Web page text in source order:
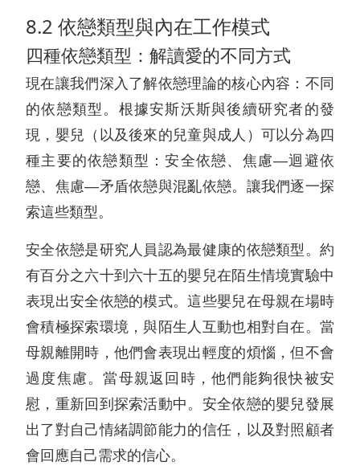
8.2 依戀類型與內在工作模式
四種依戀類型：解讀愛的不同方式
現在讓我們深入了解依戀理論的核心內容：不同
的依戀類型。根據安斯沃斯與後續研究者的發
現，嬰兒（以及後來的兒童與成人）可以分為四
種主要的依戀類型：安全依戀、焦慮—迴避依
戀、焦慮—矛盾依戀與混亂依戀。讓我們逐一探
索這些類型。
安全依戀是研究人員認為最健康的依戀類型。約
有百分之六十到六十五的嬰兒在陌生情境實驗中
表現出安全依戀的模式。這些嬰兒在母親在場時
會積極探索環境，與陌生人互動也相對自在。當
母親離開時，他們會表現出輕度的煩惱，但不會
過度焦慮。當母親返回時，他們能夠很快被安
慰，重新回到探索活動中。安全依戀的嬰兒發展
出了對自己情緒調節能力的信任，以及對照顧者
會回應自己需求的信心。